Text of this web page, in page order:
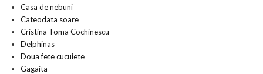
Casa de nebuni
Cateodata soare
Cristina Toma Cochinescu
Delphinas
Doua fete cucuiete
Gagaita